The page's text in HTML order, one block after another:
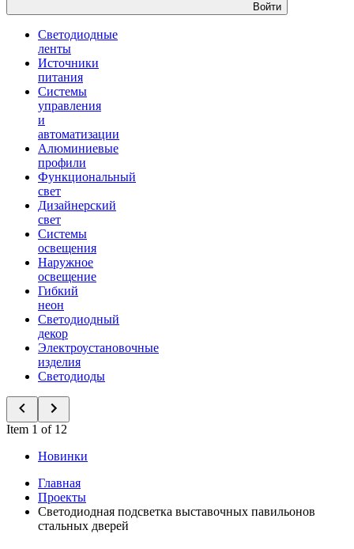
Войти
Светодиодные
ленты
Источники
питания
Системы
управления
и
автоматизации
Алюминиевые
профили
Функциональный
свет
Дизайнерский
свет
Системы
освещения
Наружное
освещение
Гибкий
неон
Светодиодный
декор
Электроустановочные
изделия
Светодиоды
Item 1 of 12
Новинки
Главная
Проекты
Светодиодная подсветка выставочных павильонов
стальных дверей